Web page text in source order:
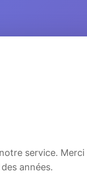
service. Merci
années.